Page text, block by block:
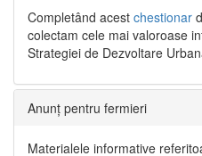
Completând acest chestionar
colectam cele mai valoroase
Strategiei de Dezvoltare
Anunț pentru fermieri
Materialele informative